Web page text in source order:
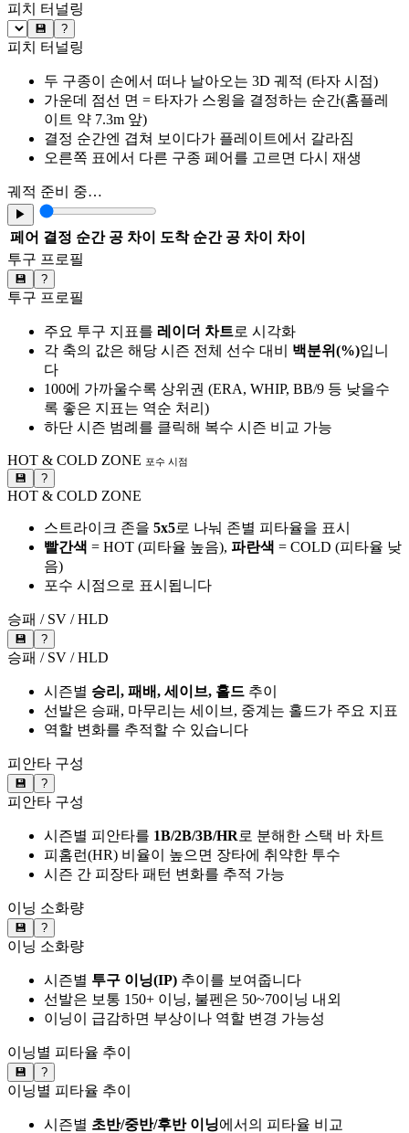
피치 터널링
💾 ?
피치 터널링
두 구종이 손에서 떠나 날아오는 3D 궤적 (타자 시점)
가운데 점선 면 = 타자가 스윙을 결정하는 순간(홈플레
이트 약 7.3m 앞)
결정 순간엔 겹쳐 보이다가 플레이트에서 갈라짐
오른쪽 표에서 다른 구종 페어를 고르면 다시 재생
궤적 준비 중…
▶
페어 결정 순간 공 차이 도착 순간 공 차이
차이
투구 프로필
💾 ?
투구 프로필
주요 투구 지표를 레이더 차트로 시각화
각 축의 값은 해당 시즌 전체 선수 대비 백분위(%)입니
다
100에 가까울수록 상위권 (ERA, WHIP, BB/9 등 낮을수
록 좋은 지표는 역순 처리)
하단 시즌 범례를 클릭해 복수 시즌 비교 가능
HOT & COLD ZONE 포수 시점
💾 ?
HOT & COLD ZONE
스트라이크 존을 5x5로 나눠 존별 피타율을 표시
빨간색 = HOT (피타율 높음), 파란색 = COLD (피타율 낮
음)
포수 시점으로 표시됩니다
승패 / SV / HLD
💾 ?
승패 / SV / HLD
시즌별 승리, 패배, 세이브, 홀드 추이
선발은 승패, 마무리는 세이브, 중계는 홀드가 주요 지표
역할 변화를 추적할 수 있습니다
피안타 구성
💾 ?
피안타 구성
시즌별 피안타를 1B/2B/3B/HR로 분해한 스택 바 차트
피홈런(HR) 비율이 높으면 장타에 취약한 투수
시즌 간 피장타 패턴 변화를 추적 가능
이닝 소화량
💾 ?
이닝 소화량
시즌별 투구 이닝(IP) 추이를 보여줍니다
선발은 보통 150+ 이닝, 불펜은 50~70이닝 내외
이닝이 급감하면 부상이나 역할 변경 가능성
이닝별 피타율 추이
💾 ?
이닝별 피타율 추이
시즌별 초반/중반/후반 이닝에서의 피타율 비교